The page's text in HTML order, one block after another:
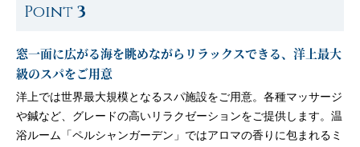
Point3
窓一面に広がる海を眺めながらリラックスできる、洋上最大
級のスパをご用意
洋上では世界最大規模となるスパ施設をご用意。各種マッサージ
や鍼など、グレードの高いリラクゼーションをご提供します。温
浴ルーム「ペルシャンガーデン」ではアロマの香りに包まれるミ